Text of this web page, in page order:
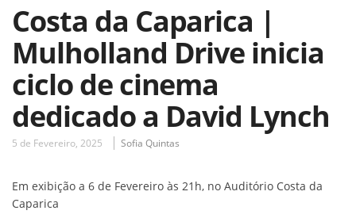
Costa da Caparica |
Mulholland Drive inicia
ciclo de cinema
dedicado a David Lynch
5 de Fevereiro, 2025 Sofia Quintas
Em exibição a 6 de Fevereiro às 21h, no Auditório Costa da
Caparica